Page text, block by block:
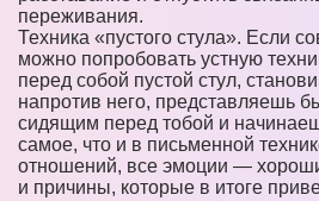
переживания.
Техника «пустого стула». Если
можно попробовать устную
перед собой пустой стул,
напротив него, представляешь
сидящим перед тобой и
самое, что и в письменной
отношений, все эмоции —
и причины, которые в итоге